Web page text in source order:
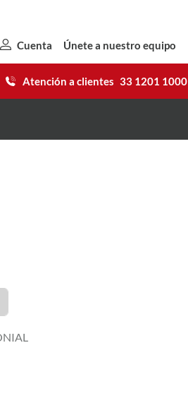
Cuenta Únete a nuestro equipo
Atención a clientes 33 1201 1000